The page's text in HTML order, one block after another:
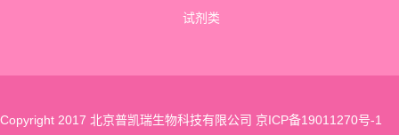
试剂类
Copyright 2017 北京普凯瑞生物科技有限公司 京ICP备19011270号-1